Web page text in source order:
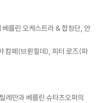
를린 오케스트라 & 합창단, 안
캄페(브륀힐데), 피터 로즈(파
레만과 베를린 슈타츠오퍼의